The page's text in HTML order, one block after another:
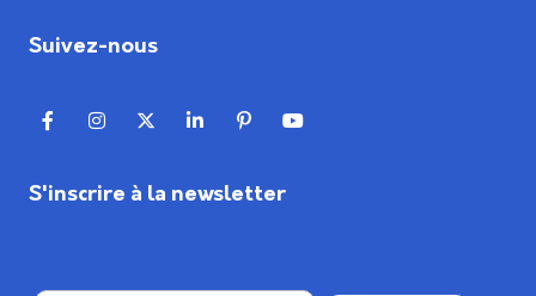
Suivez-nous
S'inscrire à la newsletter